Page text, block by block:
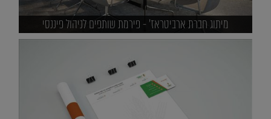
מיתוג חברת ארביטראז' - פירמת שותפים לניהול פיננסי